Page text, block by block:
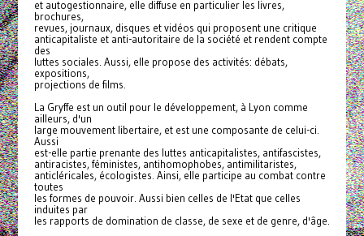
et autogestionnaire, elle diffuse en particulier les livres,
brochures,
revues, journaux, disques et vidéos qui proposent une critique
anticapitaliste et anti-autoritaire de la société et rendent compte
des
luttes sociales. Aussi, elle propose des activités: débats,
expositions,
projections de films.
La Gryffe est un outil pour le développement, à Lyon comme
ailleurs, d'un
large mouvement libertaire, et est une composante de celui-ci.
Aussi
est-elle partie prenante des luttes anticapitalistes, antifascistes,
antiracistes, féministes, antihomophobes, antimilitaristes,
anticléricales, écologistes. Ainsi, elle participe au combat contre
toutes
les formes de pouvoir. Aussi bien celles de l'Etat que celles
induites par
les rapports de domination de classe, de sexe et de genre, d'âge.